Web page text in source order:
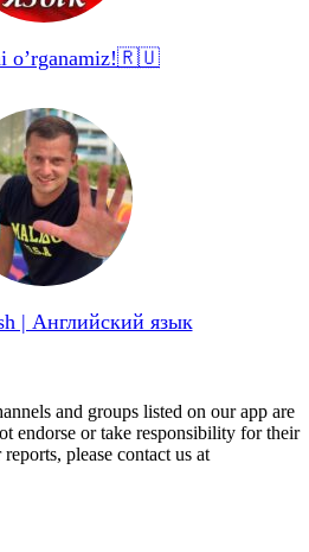
o’rganamiz!🇷🇺
| Английский язык
and groups listed on our app are
endorse or take responsibility for their
please contact us at